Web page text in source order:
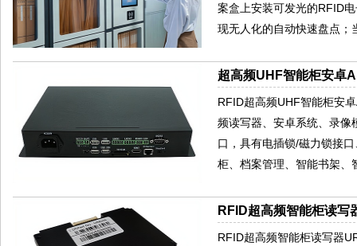
案盒上安装可发光的RFID
现无人化的自动快速盘点；
超高频UHF智能柜安卓
RFID超高频UHF智能柜安
频读写器、安卓系统、录像
口，具有电插锁/磁力锁接
柜、档案管理、智能书架、
RFID超高频智能柜读写
RFID超高频智能柜读写器